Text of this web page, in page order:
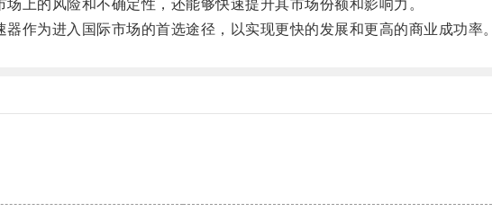
的风险和不确定性，还能够快速提升其市场份额和影响力。
为进入国际市场的首选途径，以实现更快的发展和更高的商业成功率。